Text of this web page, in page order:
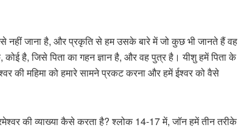
नहीं जाना है, और प्रकृति से हम उसके बारे में जो कुछ भी जानते हैं वह
है, जिसे पिता का गहन ज्ञान है, और वह पुत्र है। यीशु हमें पिता के
की महिमा को हमारे सामने प्रकट करना और हमें ईश्वर को वैसे
की व्याख्या कैसे करता है? श्लोक 14-17 में, जॉन हमें तीन तरीके